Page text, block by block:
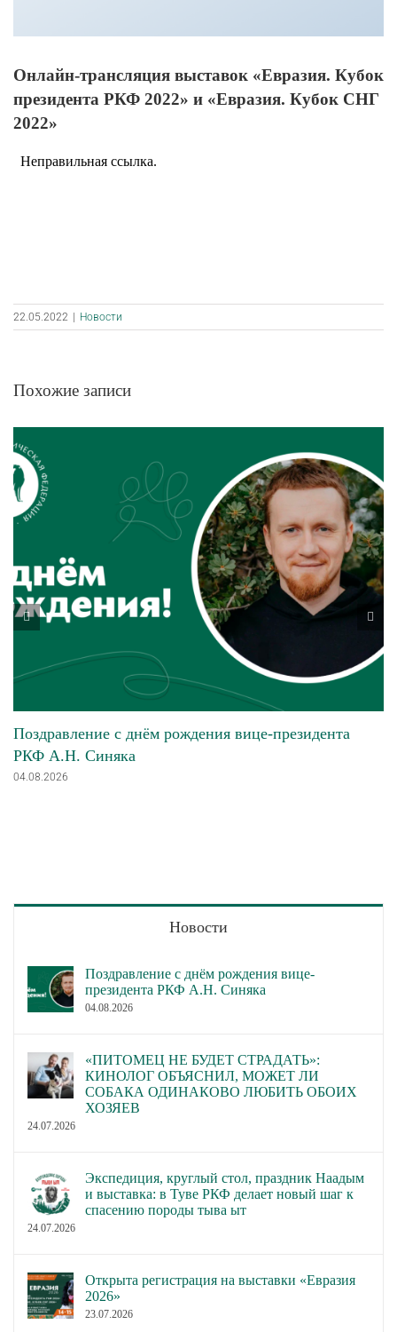
Онлайн-трансляция выставок «Евразия. Кубок
президента РКФ 2022» и «Евразия. Кубок СНГ
2022»
22.05.2022 Новости
Похожие записи
Поздравление с днём рождения вице-президента
РКФ А.Н. Синяка
04.08.2026
Новости
Поздравление с днём рождения вице-
президента РКФ А.Н. Синяка
04.08.2026
«ПИТОМЕЦ НЕ БУДЕТ СТРАДАТЬ»:
КИНОЛОГ ОБЪЯСНИЛ, МОЖЕТ ЛИ
СОБАКА ОДИНАКОВО ЛЮБИТЬ ОБОИХ
ХОЗЯЕВ
24.07.2026
Экспедиция, круглый стол, праздник Наадым
и выставка: в Туве РКФ делает новый шаг к
спасению породы тыва ыт
24.07.2026
Открыта регистрация на выставки «Евразия
2026»
23.07.2026